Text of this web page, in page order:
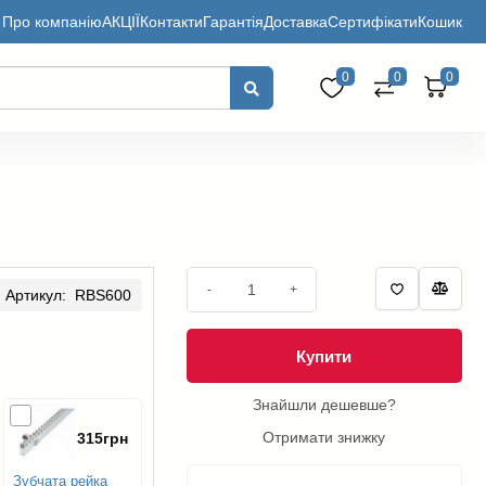
Про компаніюАКЦІЇКонтактиГарантіяДоставкаСертифікатиКошик
0 0 0
Артикул: RBS600
Зубчата рейка
315грн
- +
Купити
Знайшли дешевше?
Отримати знижку